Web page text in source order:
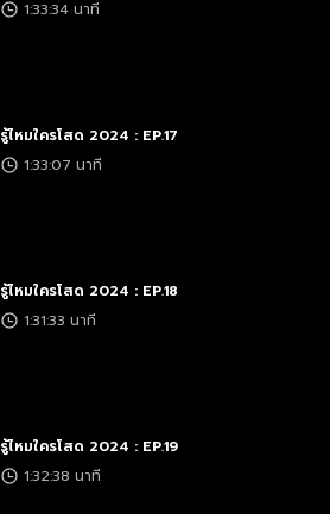
1:33:34 นาที
รู้ไหมใครโสด 2024 : EP.17
1:33:07 นาที
รู้ไหมใครโสด 2024 : EP.18
1:31:33 นาที
รู้ไหมใครโสด 2024 : EP.19
1:32:38 นาที